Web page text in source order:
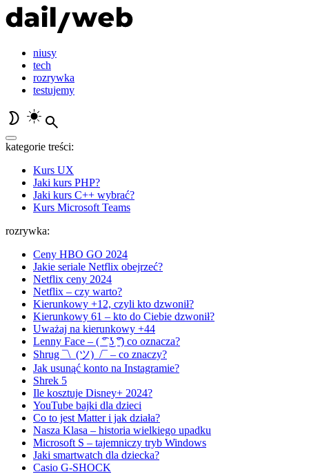
niusy
tech
rozrywka
testujemy
kategorie treści:
Kurs UX
Jaki kurs PHP?
Jaki kurs C++ wybrać?
Kurs Microsoft Teams
rozrywka:
Ceny HBO GO 2024
Jakie seriale Netflix obejrzeć?
Netflix ceny 2024
Netflix – czy warto?
Kierunkowy +12, czyli kto dzwonił?
Kierunkowy 61 – kto do Ciebie dzwonił?
Uważaj na kierunkowy +44
Lenny Face – ( ͡° ͜ʖ ͡°) co oznacza?
Shrug ¯\_(ツ)_/¯ – co znaczy?
Jak usunąć konto na Instagramie?
Shrek 5
Ile kosztuje Disney+ 2024?
YouTube bajki dla dzieci
Co to jest Matter i jak działa?
Nasza Klasa – historia wielkiego upadku
Microsoft S – tajemniczy tryb Windows
Jaki smartwatch dla dziecka?
Casio G-SHOCK